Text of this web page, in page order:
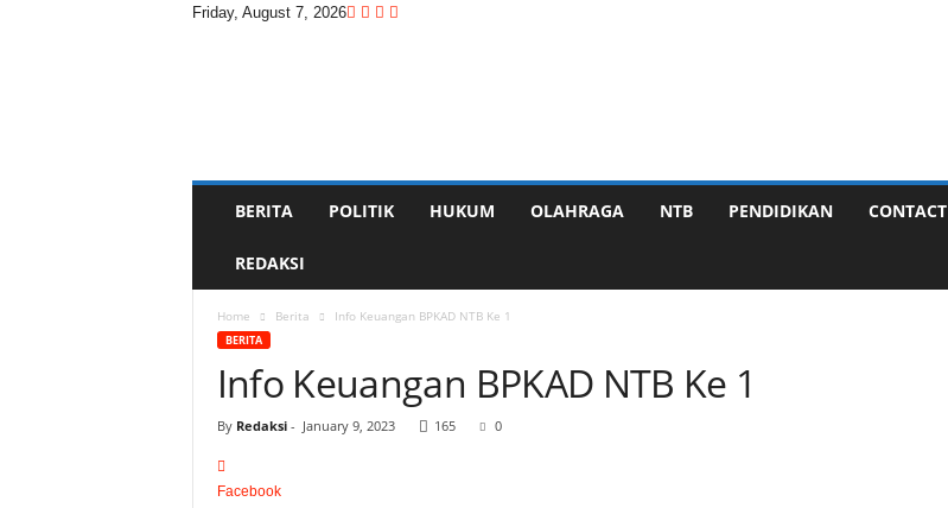
Friday, August 7, 2026
BERITA POLITIK HUKUM OLAHRAGA NTB PENDIDIKAN CONTACT
REDAKSI
Home Berita Info Keuangan BPKAD NTB Ke 1
BERITA
Info Keuangan BPKAD NTB Ke 1
By Redaksi- January 9, 2023 165 0
Facebook